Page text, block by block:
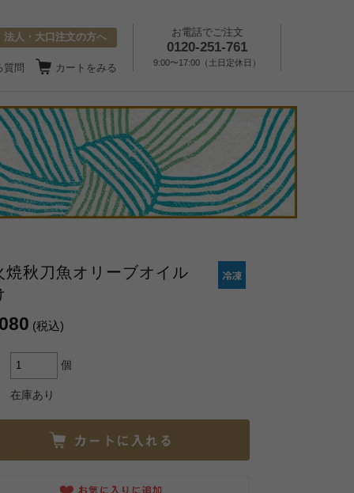
お電話でご注文
0120-251-761
9:00〜17:00（土日定休日）
法人・大口注文の方へ
質問 カートをみる
焼秋刀魚オリーブオイル
(税込)
個
在庫あり